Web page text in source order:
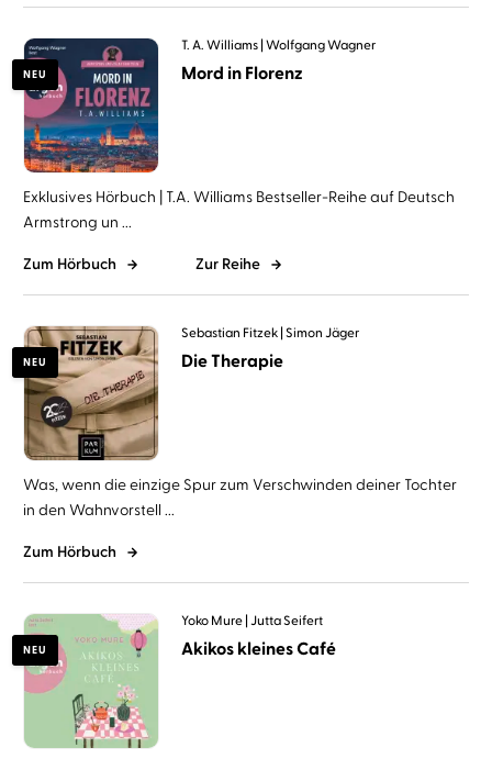
NEU
T. A. Williams Wolfgang Wagner
Mord in Florenz
Exklusives Hörbuch | T.A. Williams Bestseller-Reihe auf Deutsch
Armstrong un ...
Zum Hörbuch Zur Reihe
NEU
Sebastian Fitzek Simon Jäger
Die Therapie
Was, wenn die einzige Spur zum Verschwinden deiner Tochter
in den Wahnvorstell ...
Zum Hörbuch
NEU
Yoko Mure Jutta Seifert
Akikos kleines Café